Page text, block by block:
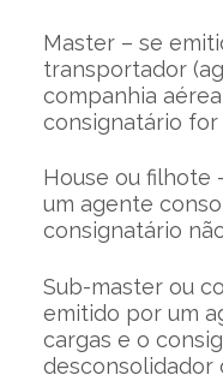
Master – se
transportador
companhia
consignatário for
House ou filhote
um agente
consignatário
Sub-master ou
emitido por um
cargas e o
desconsolidador